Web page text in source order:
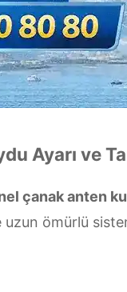
Ayarı ve
çanak anten
ömürlü